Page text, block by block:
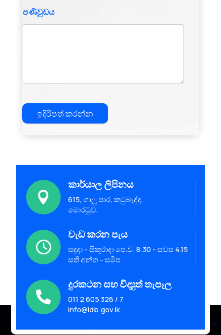
පණිවුඩය
ඉදිරිපත් කරන්න

කාර්යාල ලිපිනය
615, ගාලු පාර, කටුබැද්ද,
මොරටුව.

වැඩ කරන පැය
සඳුදා - සිකුරාදා පෙ.ව. 8.30 - සවස 4.15
සති අන්ත - සමීප

දුරකථන සහ විද්‍යුත් තැපෑල
011 2 605 326 / 7
info@idb.gov.lk